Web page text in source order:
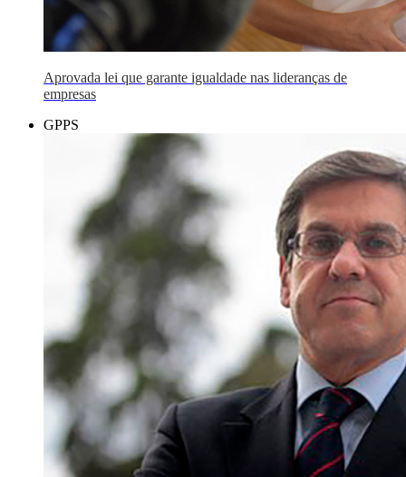
Aprovada lei que garante igualdade nas lideranças de
empresas
GPPS